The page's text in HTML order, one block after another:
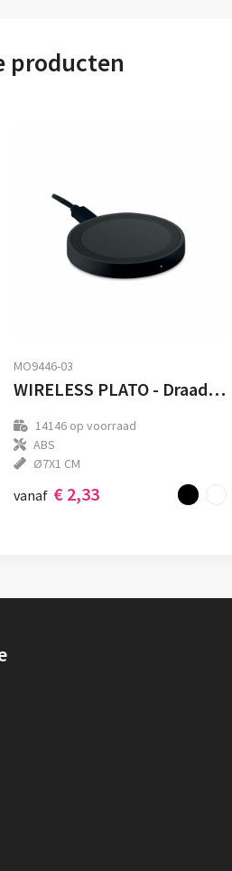
producten
MO9446-03
WIRELESS PLATO - Draadloze oplader
14146 op voorraad
ABS
Ø7X1 CM
vanaf € 2,33